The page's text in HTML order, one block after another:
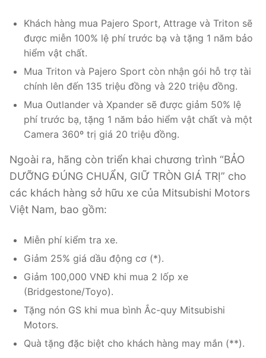
Khách hàng mua Pajero Sport, Attrage và Triton sẽ
được miễn 100% lệ phí trước bạ và tặng 1 năm bảo
hiểm vật chất.
Mua Triton và Pajero Sport còn nhận gói hỗ trợ tài
chính lên đến 135 triệu đồng và 220 triệu đồng.
Mua Outlander và Xpander sẽ được giảm 50% lệ
phí trước bạ, tặng 1 năm bảo hiểm vật chất và một
Camera 360º trị giá 20 triệu đồng.
Ngoài ra, hãng còn triển khai chương trình “BẢO
DƯỠNG ĐÚNG CHUẨN, GIỮ TRÒN GIÁ TRỊ” cho
các khách hàng sở hữu xe của Mitsubishi Motors
Việt Nam, bao gồm:
Miễn phí kiểm tra xe.
Giảm 25% giá dầu động cơ (*).
Giảm 100,000 VNĐ khi mua 2 lốp xe
(Bridgestone/Toyo).
Tặng nón GS khi mua bình Ắc-quy Mitsubishi
Motors.
Quà tặng đặc biệt cho khách hàng may mắn (**).